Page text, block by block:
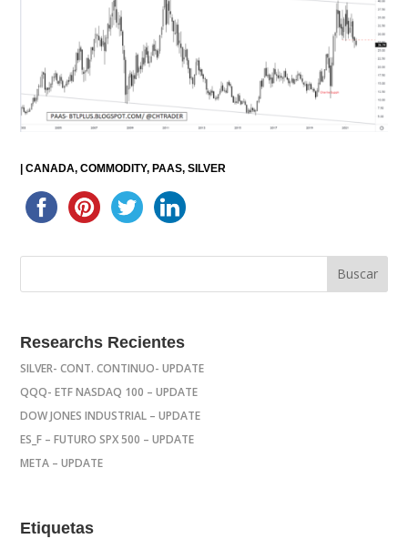
|CANADA COMMODITY PAAS SILVER
Researchs Recientes
SILVER- CONT. CONTINUO- UPDATE
QQQ- ETF NASDAQ 100 – UPDATE
DOW JONES INDUSTRIAL – UPDATE
ES_F – FUTURO SPX 500 – UPDATE
META – UPDATE
Etiquetas